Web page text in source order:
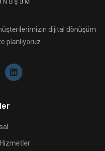
dijital dönüşüm
planlıyoruz.